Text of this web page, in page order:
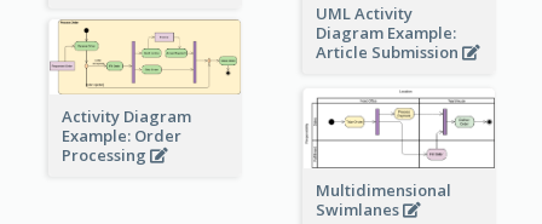
UML Activity
Diagram Example:
Article Submission
Activity Diagram
Example: Order
Processing
Multidimensional
Swimlanes